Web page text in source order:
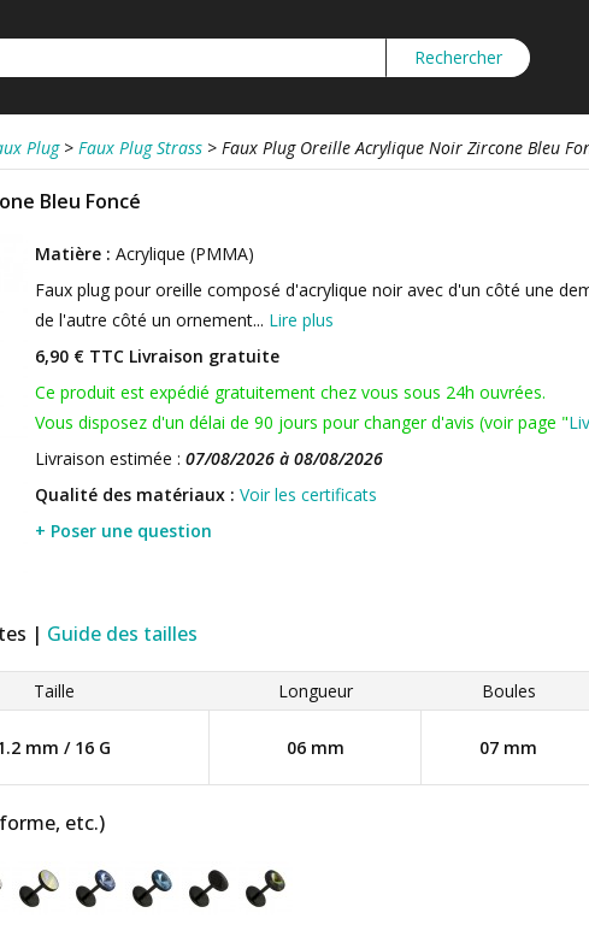
Plug > Faux Plug Strass > Faux Plug Oreille Acrylique Noir Zircone Bleu
Bleu Foncé
Matière : Acrylique (PMMA)
Faux plug pour oreille composé d'acrylique noir avec d'un côté une
de l'autre côté un ornement... Lire plus
6,90 € TTC Livraison gratuite
Ce produit est expédié gratuitement chez vous sous 24h ouvrées.
Vous disposez d'un délai de 90 jours pour changer d'avis (voir page "
Livraison estimée : 07/08/2026 à 08/08/2026
Qualité des matériaux : Voir les certificats
+ Poser une question
| Guide des tailles
Taille Longueur Boules
mm / 16 G 06 mm 07 mm
etc.)